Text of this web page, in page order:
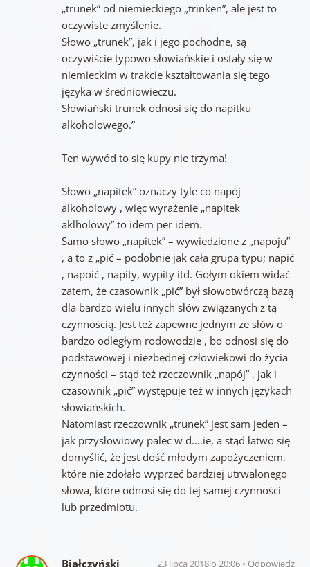
„trunek” od niemieckiego „trinken”, ale jest to
oczywiste zmyślenie.
Słowo „trunek”, jak i jego pochodne, są
oczywiście typowo słowiańskie i ostały się w
niemieckim w trakcie kształtowania się tego
języka w średniowieczu.
Słowiański trunek odnosi się do napitku
alkoholowego.”
Ten wywód to się kupy nie trzyma!
Słowo „napitek” oznaczy tyle co napój
alkoholowy , więc wyrażenie „napitek
aklholowy” to idem per idem.
Samo słowo „napitek” – wywiedzione z „napoju”
, a to z „pić – podobnie jak cała grupa typu; napić
, napoić , napity, wypity itd. Gołym okiem widać
zatem, że czasownik „pić” był słowotwórczą bazą
dla bardzo wielu innych słów związanych z tą
czynnością. Jest też zapewne jednym ze słów o
bardzo odległym rodowodzie , bo odnosi się do
podstawowej i niezbędnej człowiekowi do życia
czynności – stąd też rzeczownik „napój” , jak i
czasownik „pić” występuje też w innych językach
słowiańskich.
Natomiast rzeczownik „trunek” jest sam jeden –
jak przysłowiowy palec w d….ie, a stąd łatwo się
domyślić, że jest dość młodym zapożyczeniem,
które nie zdołało wyprzeć bardziej utrwalonego
słowa, które odnosi się do tej samej czynności
lub przedmiotu.
Białczyński 23 lipca 2018 o 20:06 Odpowiedz